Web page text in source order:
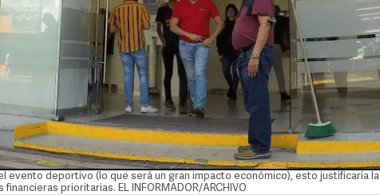
evento deportivo (lo que será un gran impacto económico), esto justificaría la
prioritarias. EL INFORMADOR/ARCHIVO